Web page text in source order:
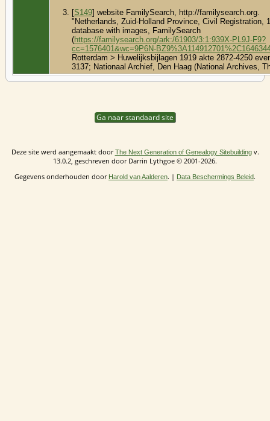
[S149] website FamilySearch, http://familysearch.org.
"Netherlands, Zuid-Holland Province, Civil Registration,
database with images, FamilySearch
(https://familysearch.org/ark:/61903/3:1:939X-PL9J-F9?
cc=1576401&wc=9P6N-
Rotterdam > Huwelijksbijlagen 1919 akte 2872-4250
3137; Nationaal Archief, Den Haag (National Archives,
Ga naar standaard site
Deze site werd aangemaakt doorThe Next Generation of Genealogy Sitebuildingv.
13.0.2, geschreven door Darrin Lythgoe © 2001-2026.
Gegevens onderhouden door Harold van Aalderen. | Data Beschermings Beleid.